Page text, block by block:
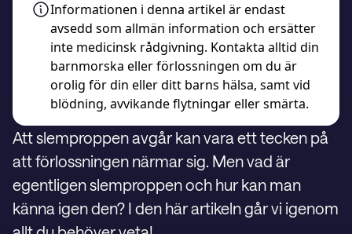
Informationen i denna artikel är endast
avsedd som allmän information och ersätter
inte medicinsk rådgivning. Kontakta alltid din
barnmorska eller förlossningen om du är
orolig för din eller ditt barns hälsa, samt vid
blödning, avvikande flytningar eller smärta.
Att slemproppen avgår kan vara ett tecken på
att förlossningen närmar sig. Men vad är
egentligen slemproppen och hur kan man
känna igen den? I den här artikeln går vi igenom